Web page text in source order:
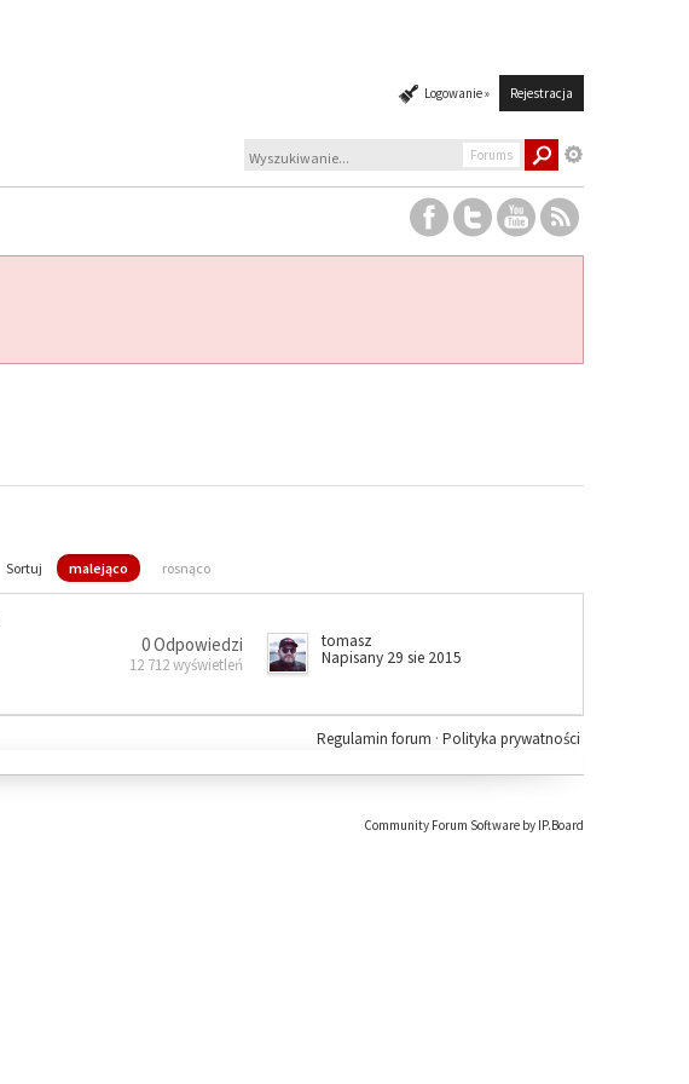
Logowanie » Rejestracja
Forums
Sortuj malejąco rosnąco
0 Odpowiedzi
12 712 wyświetleń
tomasz
Napisany 29 sie 2015
Polityka prywatności
Regulamin forum ·
Community Forum Software by IP.Board